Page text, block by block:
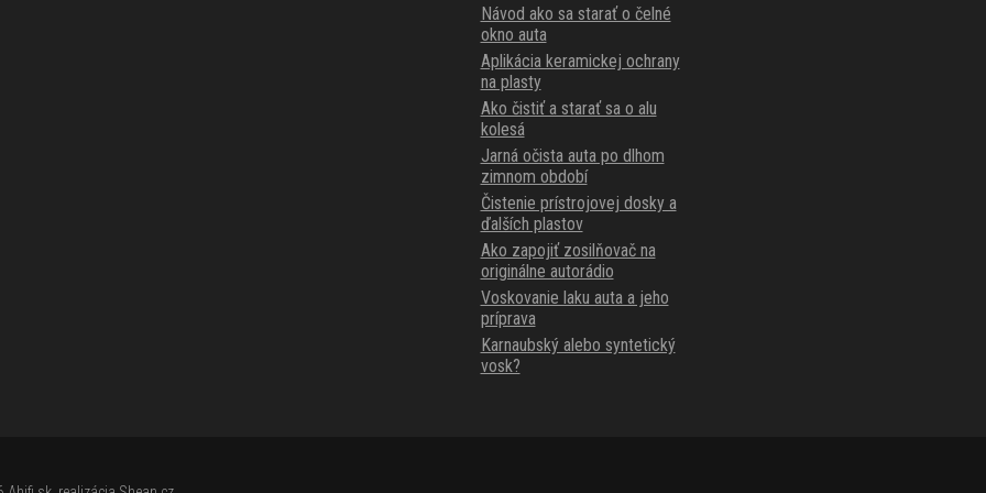
Návod ako sa starať o čelné
okno auta
Aplikácia keramickej ochrany
na plasty
Ako čistiť a starať sa o alu
kolesá
Jarná očista auta po dlhom
zimnom období
Čistenie prístrojovej dosky a
ďalších plastov
Ako zapojiť zosilňovač na
originálne autorádio
Voskovanie laku auta a jeho
príprava
Karnaubský alebo syntetický
vosk?